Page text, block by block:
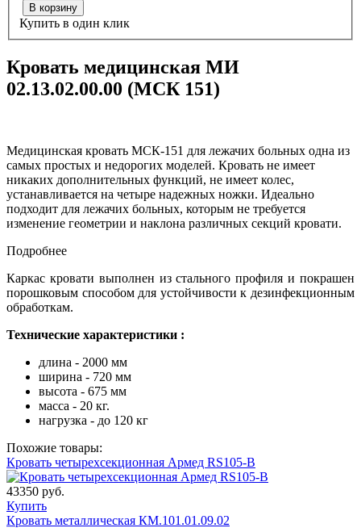
В корзину
Купить в один клик
Кровать медицинская МИ
02.13.02.00.00 (МСК 151)
Медицинская кровать МСК-151 для лежачих больных одна из
самых простых и недорогих моделей. Кровать не имеет
никаких дополнительных функций, не имеет колес,
устанавливается на четыре надежных ножки. Идеально
подходит для лежачих больных, которым не требуется
изменение геометрии и наклона различных секций кровати.
Подробнее
Каркас кровати выполнен из стального профиля и покрашен
порошковым способом для устойчивости к дезинфекционным
обработкам.
Технические характеристики :
длина - 2000 мм
ширина - 720 мм
высота - 675 мм
масса - 20 кг.
нагрузка - до 120 кг
Похожие товары:
Кровать четырехсекционная Армед RS105-B
43350 руб.
Купить
Кровать металлическая КМ.101.01.09.02